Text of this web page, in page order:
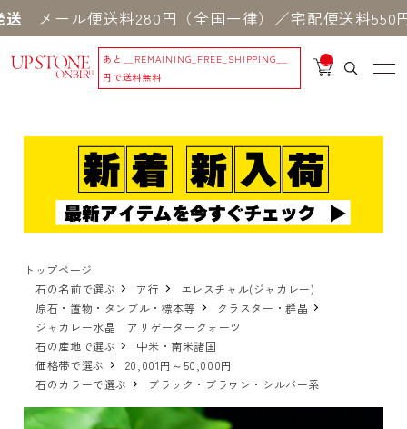
ル便送料280円（全国一律）／宅配便送料550円 ※
あと
__REMAINING_FREE_SHIPPING__
円で送料無料
__
IT
_
トップページ
石の名前で選ぶ
ア行
エレスチャル(ジャカレー)
原石・置物・タンブル・標本等
クラスター・群晶
ジャカレー水晶 アリゲータークォーツ
石の産地で選ぶ
中米・南米諸国
価格帯で選ぶ
20,001円～50,000円
石のカラーで選ぶ
ブラック・ブラウン・シルバー系